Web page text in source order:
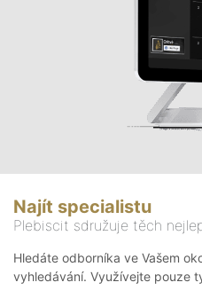
Najít specialistu
Plebiscit sdružuje těch
Hledáte odborníka ve Vašem
vyhledávání. Využívejte pouze